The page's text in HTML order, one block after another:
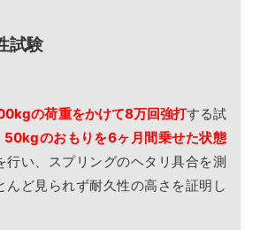
試験
の荷重をかけて8万回強打する試
のおもりを6ヶ月間乗せた状態
行い、スプリングのヘタリ具合を測
んど見られず耐久性の高さを証明し